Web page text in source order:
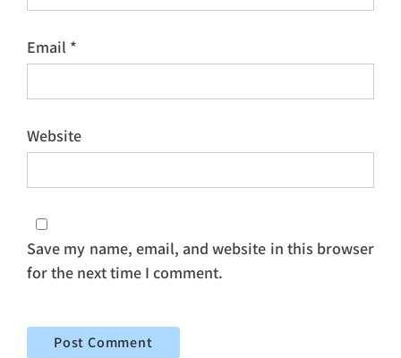
Email *
Website
Save my name, email, and website in this browser
for the next time I comment.